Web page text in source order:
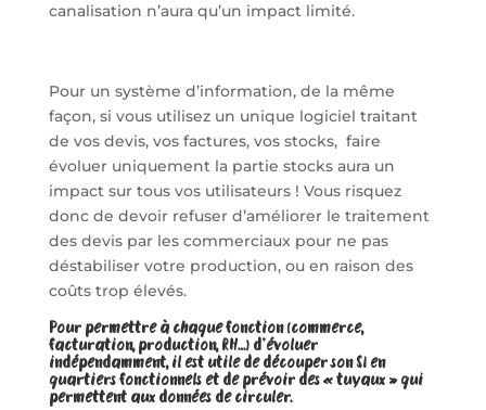
canalisation n’aura qu’un impact limité.
Pour un système d’information, de la même
façon, si vous utilisez un unique logiciel traitant
de vos devis, vos factures, vos stocks, faire
évoluer uniquement la partie stocks aura un
impact sur tous vos utilisateurs ! Vous risquez
donc de devoir refuser d’améliorer le traitement
des devis par les commerciaux pour ne pas
déstabiliser votre production, ou en raison des
coûts trop élevés.
Pour permettre à chaque fonction (commerce,
facturation, production, RH…) d’évoluer
indépendamment, il est utile de découper son SI en
quartiers fonctionnels et de prévoir des « tuyaux » qui
permettent aux données de circuler.